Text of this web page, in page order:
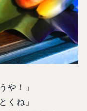
や！」
くね」